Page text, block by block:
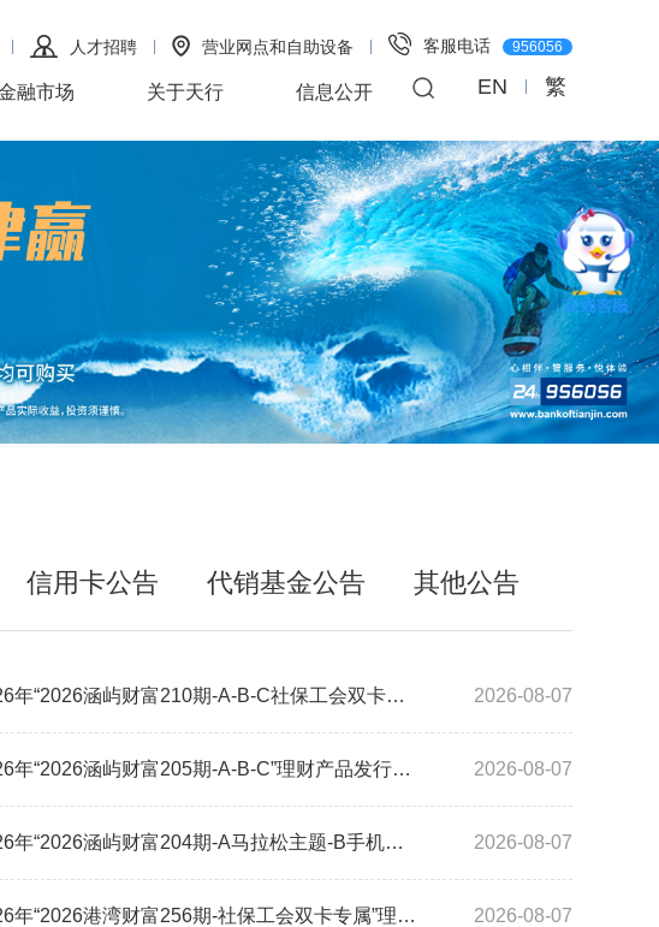
人才招聘 营业网点和自助设备 客服电话 956056
EN 繁
融市场 关于天行 信息公开
信用卡公告 代销基金公告 其他公告
2026年“2026涵屿财富210期-A-B-C社保工会双卡专属”理财产品发行公告 2026-08-07
2026年“2026涵屿财富205期-A-B-C”理财产品发行公告 2026-08-07
2026年“2026涵屿财富204期-A马拉松主题-B手机银行专属-C银发专属-D社保工会双卡专属-E-F“理财产品发行公告 2026-08-07
2026年“2026港湾财富256期-社保工会双卡专属”理财产品发行公告 2026-08-07